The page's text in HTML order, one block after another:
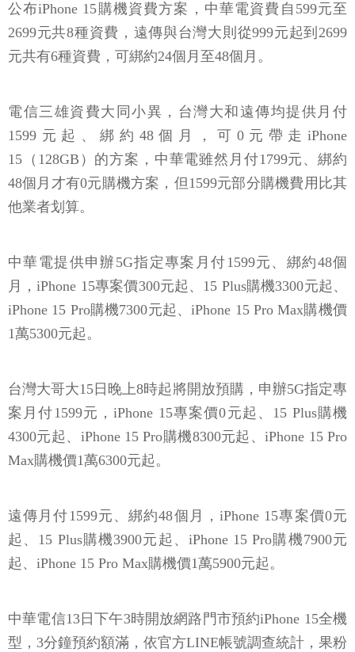
公布iPhone 15購機資費方案，中華電資費自599元至
2699元共8種資費，遠傳與台灣大則從999元起到2699
元共有6種資費，可綁約24個月至48個月。
電信三雄資費大同小異，台灣大和遠傳均提供月付
1599元起、綁約48個月，可0元帶走iPhone
15（128GB）的方案，中華電雖然月付1799元、綁約
48個月才有0元購機方案，但1599元部分購機費用比其
他業者划算。
中華電提供申辦5G指定專案月付1599元、綁約48個
月，iPhone 15專案價300元起、15 Plus購機3300元起、
iPhone 15 Pro購機7300元起、iPhone 15 Pro Max購機價
1萬5300元起。
台灣大哥大15日晚上8時起將開放預購，申辦5G指定專
案月付1599元，iPhone 15專案價0元起、15 Plus購機
4300元起、iPhone 15 Pro購機8300元起、iPhone 15 Pro
Max購機價1萬6300元起。
遠傳月付1599元、綁約48個月，iPhone 15專案價0元
起、15 Plus購機3900元起、iPhone 15 Pro購機7900元
起、iPhone 15 Pro Max購機價1萬5900元起。
中華電信13日下午3時開放網路門市預約iPhone 15全機
型，3分鐘預約額滿，依官方LINE帳號調查統計，果粉